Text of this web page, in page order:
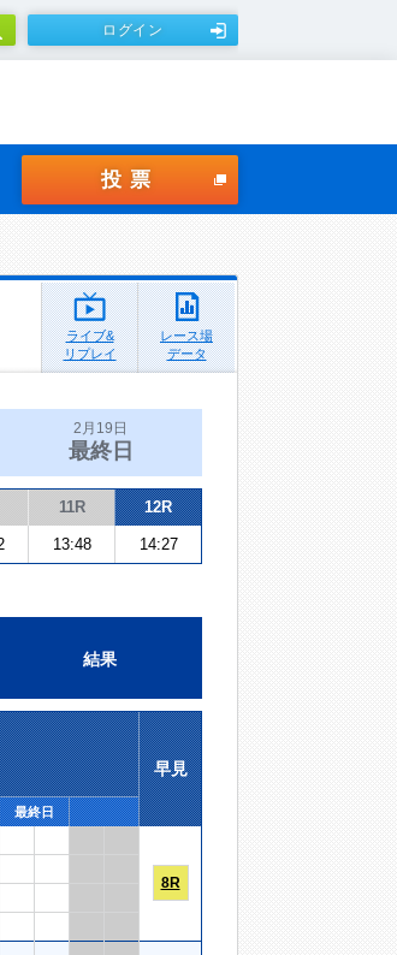
ログイン
投票
ライブ&
リプレイ
レース場
データ
2月19日
最終日
11R 12R
13:48 14:27
結果
早見
最終日
8R